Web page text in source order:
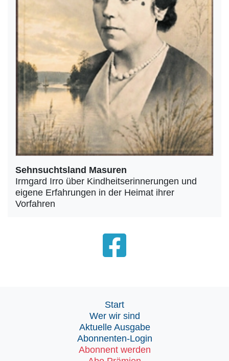
Sehnsuchtsland Masuren
Irmgard Irro über Kindheitserinnerungen und
eigene Erfahrungen in der Heimat ihrer
Vorfahren
Start
Wer wir sind
Aktuelle Ausgabe
Abonnenten-Login
Abonnent werden